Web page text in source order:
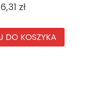
zł
DO KOSZYKA